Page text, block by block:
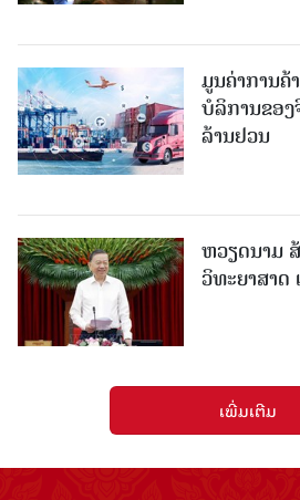
ມູນຄ່າການຄ້
ບໍລິການຂອ
ລ້ານຢວນ
ຫວຽດນາມ
ວິທະຍາສາດ
ເພີ່ມເຕີມ